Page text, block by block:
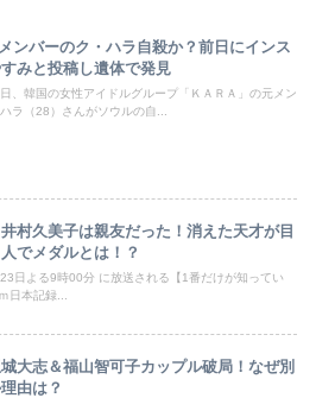
ンバーのク・ハラ自殺か？前日にインス
みと投稿し遺体で発見
、韓国の女性アイドルグループ「ＫＡＲＡ」の元メン
ラ（28）さんがソウルの自...
村久美子は親友だった！消えた天才が目
でメダルとは！？
日よる9時00分 に放送される【1番だけが知ってい
日本記録...
大志＆福山智可子カップル破局！なぜ別
由は？